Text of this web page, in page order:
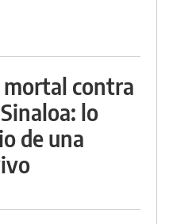
mortal contra
lo
de una